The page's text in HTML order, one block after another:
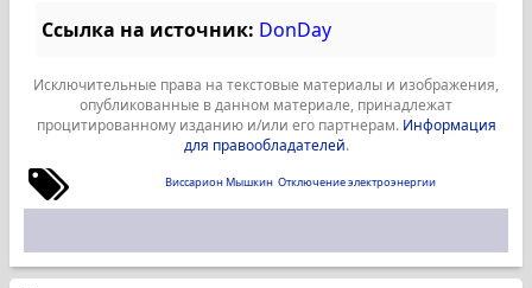
Ссылка на источник: DonDay
Исключительные права на текстовые материалы и изображения,
опубликованные в данном материале, принадлежат
процитированному изданию и/или его партнерам. Информация
для правообладателей.
Виссарион Мышкин Отключение электроэнергии